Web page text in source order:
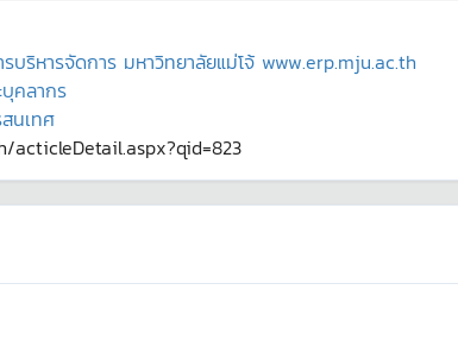
บริหารจัดการ มหาวิทยาลัยแม่โจ้ www.erp.mju.ac.th
คลากร
นเทศ
acticleDetail.aspx?qid=823